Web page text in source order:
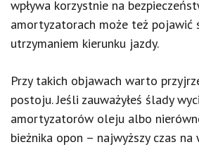
wpływa korzystnie na
amortyzatorach może też pojawić
utrzymaniem kierunku jazdy.
Przy takich objawach warto
postoju. Jeśli zauważyłeś ślady
amortyzatorów oleju albo
bieżnika opon – najwyższy czas na